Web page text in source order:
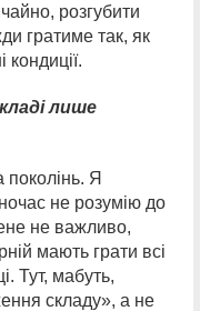
розгубити
гратиме так, як
лише
поколінь. Я
не розумію до
не важливо,
мають грати всі
Тут, мабуть,
складу», а не